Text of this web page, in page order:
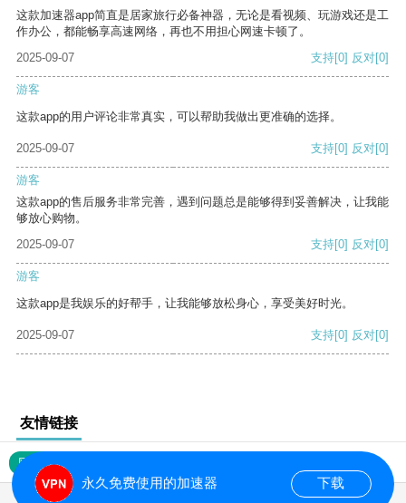
这款加速器app简直是居家旅行必备神器，无论是看视频、玩游戏还是工
作办公，都能畅享高速网络，再也不用担心网速卡顿了。
2025-09-07
支持[0] 反对[0]
游客
这款app的用户评论非常真实，可以帮助我做出更准确的选择。
2025-09-07 支持[0] 反对[0]
游客
这款app的售后服务非常完善，遇到问题总是能够得到妥善解决，让我能
够放心购物。
2025-09-07
支持[0] 反对[0]
游客
这款app是我娱乐的好帮手，让我能够放松身心，享受美好时光。
2025-09-07 支持[0] 反对[0]
友情链接
网站地图
永久免费使用的加速器 下载